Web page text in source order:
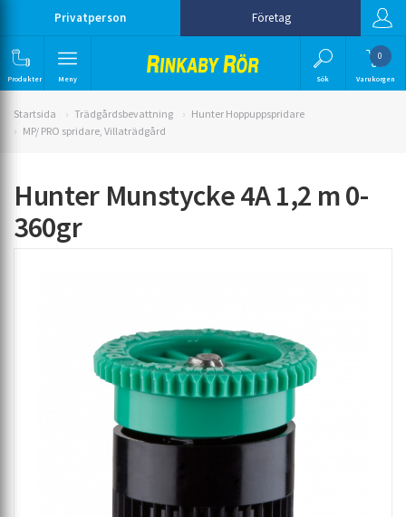
Privatperson Företag
Produkter Meny Sök
0
Varukorgen
Startsida Trädgårdsbevattning
Hunter Hoppuppspridare
MP/ PRO spridare, Villaträdgård
Hunter Munstycke 4A 1,2 m 0-
360gr